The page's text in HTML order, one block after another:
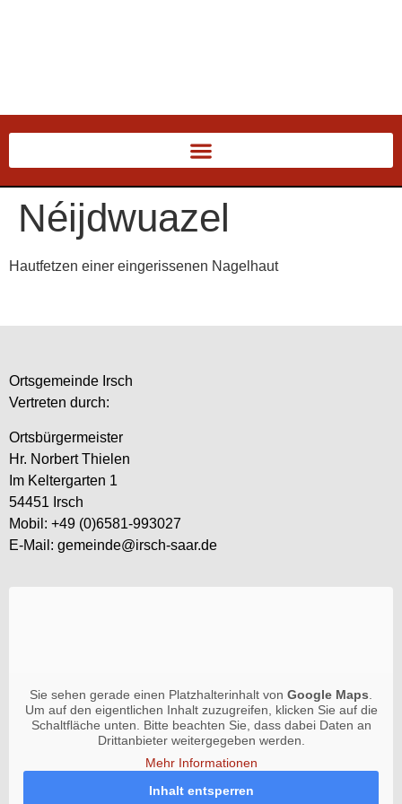
Néijdwuazel
Hautfetzen einer eingerissenen Nagelhaut
Ortsgemeinde Irsch
Vertreten durch:
Ortsbürgermeister
Hr. Norbert Thielen
Im Keltergarten 1
54451 Irsch
Mobil: +49 (0)6581-993027
E-Mail: gemeinde@irsch-saar.de
Sie sehen gerade einen Platzhalterinhalt von Google Maps
Um auf den eigentlichen Inhalt zuzugreifen, klicken Sie auf die
Schaltfläche unten. Bitte beachten Sie, dass dabei Daten an
Drittanbieter weitergegeben werden.
Mehr Informationen
Inhalt entsperren